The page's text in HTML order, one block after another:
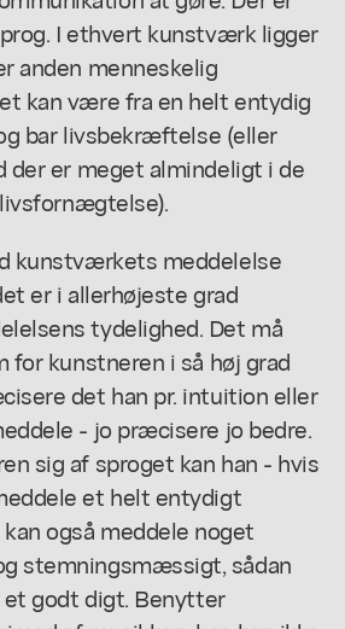
I ethvert kunstværk ligger
anden menneskelig
kan være fra en helt entydig
bar livsbekræftelse (eller
der er meget almindeligt i de
kunstværkets meddelelse
er i allerhøjeste grad
tydelighed. Det må
for kunstneren i så høj grad
det han pr. intuition eller
- jo præcisere jo bedre.
sig af sproget kan han - hvis
et helt entydigt
også meddele noget
stemningsmæssigt, sådan
godt digt. Benytter